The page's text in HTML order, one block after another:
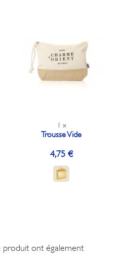
1 x
Trousse Vide
4,75 €
produit ont également